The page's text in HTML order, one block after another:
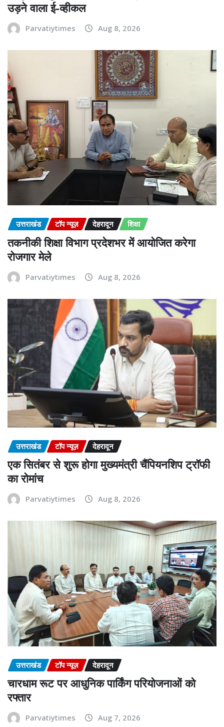
उड़ने वाला ई-व्हीकल
Parvatiytimes Aug 8, 2026
उत्तराखंड टॉप न्यूज़ देहरादून शिक्षा
तकनीकी शिक्षा विभाग प्रदेशभर में आयोजित करेगा
रोजगार मेले
Parvatiytimes Aug 8, 2026
उत्तराखंड टॉप न्यूज़ देहरादून
एक सितंबर से शुरू होगा मुख्यमंत्री चैंपियनशिप ट्रॉफी
का रोमांच
Parvatiytimes Aug 8, 2026
उत्तराखंड टॉप न्यूज़ देहरादून
चारधाम रूट पर आधुनिक पार्किंग परियोजनाओं को
रफ्तार
Parvatiytimes Aug 7, 2026